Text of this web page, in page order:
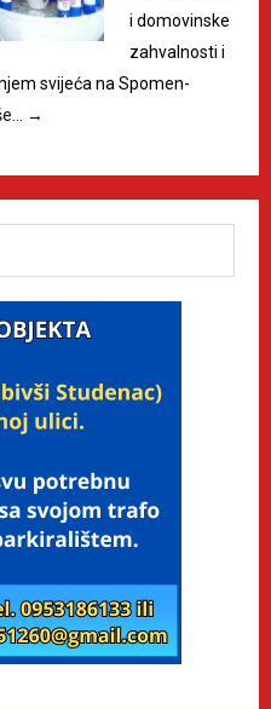
i domovinske
zahvalnosti i
svijeća na Spomen-
→